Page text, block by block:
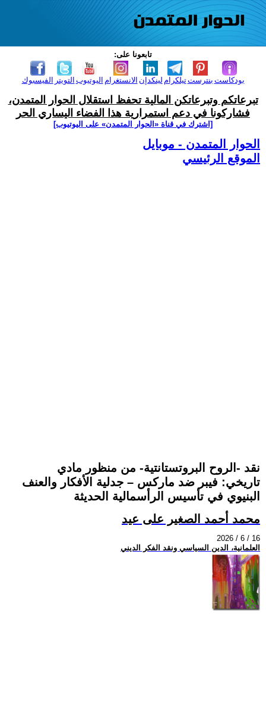
تابعونا على:
الفيسبوك التويتر اليوتيوب الانستغرام لينكدإن تيلكرامبنترست بودكاست
تبرعاتكم وتبرعاتكن المالية تحفظ استقلال الحوار المتمدن،
فشاركونا في دعم استمرارية هذا الفضاء اليساري الحر
[اشترك في قناة ‫«الحوار المتمدن» على اليوتيوب]
الحوار المتمدن - موبايل
الموقع الرئيسي
نقد -الروح البروتستانتية- من منظور مادي
تاريخي: فيبر ضد ماركس – جدلية الأفكار والعنف
البنيوي في تأسيس الرأسمالية الحديثة
محمد أحمد الصغير على عيد
2026 / 6 / 16
العلمانية، الدين السياسي ونقد الفكر الديني